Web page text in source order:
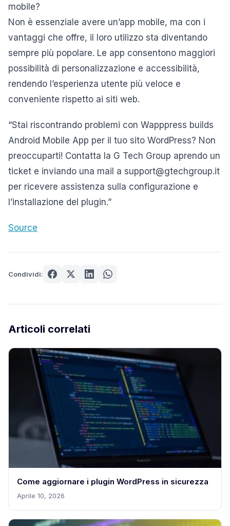
mobile?
Non è essenziale avere un’app mobile, ma con i
vantaggi che offre, il loro utilizzo sta diventando
sempre più popolare. Le app consentono maggiori
possibilità di personalizzazione e accessibilità,
rendendo l’esperienza utente più veloce e
conveniente rispetto ai siti web.
“Stai riscontrando problemi con Wapppress builds
Android Mobile App per il tuo sito WordPress? Non
preoccuparti! Contatta la G Tech Group aprendo un
ticket e inviando una mail a support@gtechgroup.it
per ricevere assistenza sulla configurazione e
l’installazione del plugin.”
Source
Condividi:
Articoli correlati
Come aggiornare i plugin WordPress in sicurezza
Aprile 10, 2026